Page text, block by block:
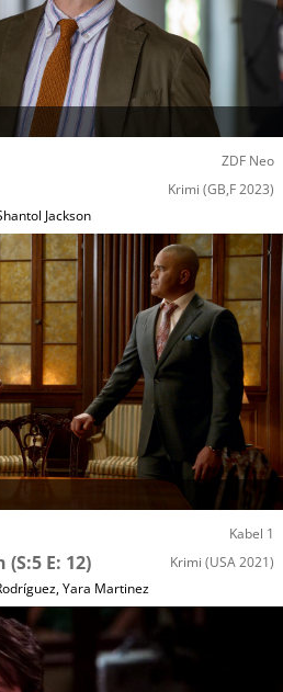
ZDF Neo
Krimi (GB,F 2023)
Jackson
Kabel 1
(S:5 E: 12) Krimi (USA 2021)
,Yara Martinez